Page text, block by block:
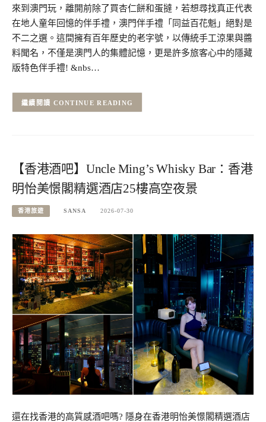
來到澳門玩，離開前除了買杏仁餅和蛋撻，若想尋找真正代表
在地人童年回憶的伴手禮，澳門伴手禮「同益百花魁」絕對是
不二之選。這間擁有百年歷史的老字號，以傳統手工涼果與醬
料聞名，不僅是澳門人的集體記憶，更是許多旅客心中的隱藏
版特色伴手禮! &nbs…
CONTINUE READING
【香港酒吧】Uncle Ming’s Whisky Bar：香港
明怡美憬閣精選酒店25樓高空夜景
香港旅遊 SANSA 2026-07-30
還在找香港的高質感酒吧嗎? 隱身在香港明怡美憬閣精選酒店